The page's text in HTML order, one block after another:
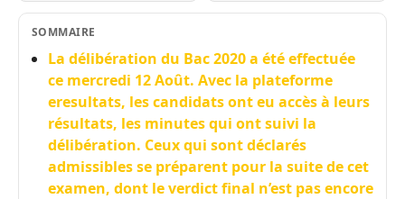
SOMMAIRE
La délibération du Bac 2020 a été effectuée
ce mercredi 12 Août. Avec la plateforme
eresultats, les candidats ont eu accès à leurs
résultats, les minutes qui ont suivi la
délibération. Ceux qui sont déclarés
admissibles se préparent pour la suite de cet
examen, dont le verdict final n’est pas encore